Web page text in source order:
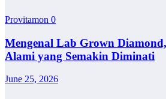
Provitamon 0
Mengenal Lab Grown
Alami yang Semakin Diminati
June 25, 2026